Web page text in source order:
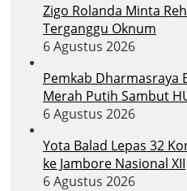
Zigo Rolanda Minta
Terganggu Oknum
6 Agustus 2026
Pemkab Dharmasraya
Merah Putih Sambut
6 Agustus 2026
Yota Balad Lepas 32
ke Jambore Nasional XII
6 Agustus 2026